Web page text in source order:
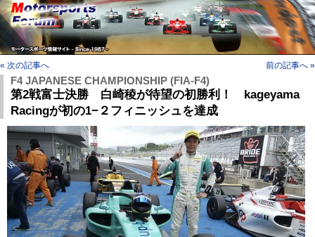
« 次の記事へ 前の記事へ »
F4 JAPANESE CHAMPIONSHIP (FIA-F4)
第2戦富士決勝 白崎稜が待望の初勝利！ kageyama
Racingが初の1−２フィニッシュを達成